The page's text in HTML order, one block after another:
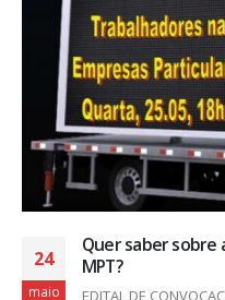
24
maio
Quer saber sobre
MPT?
EDITAL DE